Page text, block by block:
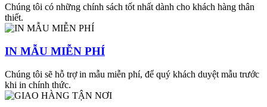
Chúng tôi có những chính sách tốt nhất dành cho khách hàng thân
thiết.
IN MẪU MIỄN PHÍ
Chúng tôi sẽ hỗ trợ in mẫu miễn phí, để quý khách duyệt mẫu trước
khi in chính thức.